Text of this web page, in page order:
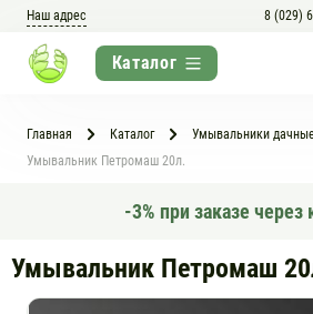
Наш адрес 8 (029)
Главная Каталог
Умывальники
Умывальник Петромаш 20л.
-3% при заказе через
Умывальник Петромаш